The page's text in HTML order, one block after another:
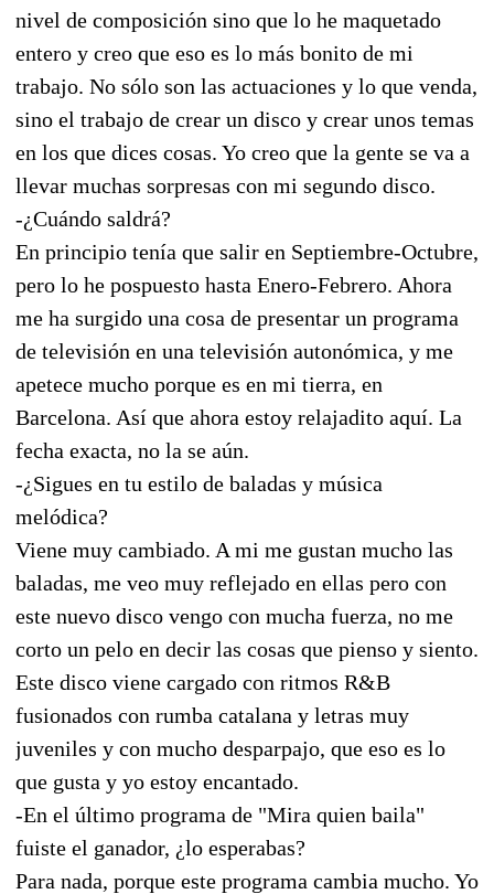
nivel de composición sino que lo he maquetado
entero y creo que eso es lo más bonito de mi
trabajo. No sólo son las actuaciones y lo que venda,
sino el trabajo de crear un disco y crear unos temas
en los que dices cosas. Yo creo que la gente se va a
llevar muchas sorpresas con mi segundo disco.
-¿Cuándo saldrá?
En principio tenía que salir en Septiembre-Octubre,
pero lo he pospuesto hasta Enero-Febrero. Ahora
me ha surgido una cosa de presentar un programa
de televisión en una televisión autonómica, y me
apetece mucho porque es en mi tierra, en
Barcelona. Así que ahora estoy relajadito aquí. La
fecha exacta, no la se aún.
-¿Sigues en tu estilo de baladas y música
melódica?
Viene muy cambiado. A mi me gustan mucho las
baladas, me veo muy reflejado en ellas pero con
este nuevo disco vengo con mucha fuerza, no me
corto un pelo en decir las cosas que pienso y siento.
Este disco viene cargado con ritmos R&B
fusionados con rumba catalana y letras muy
juveniles y con mucho desparpajo, que eso es lo
que gusta y yo estoy encantado.
-En el último programa de "Mira quien baila"
fuiste el ganador, ¿lo esperabas?
Para nada, porque este programa cambia mucho. Yo